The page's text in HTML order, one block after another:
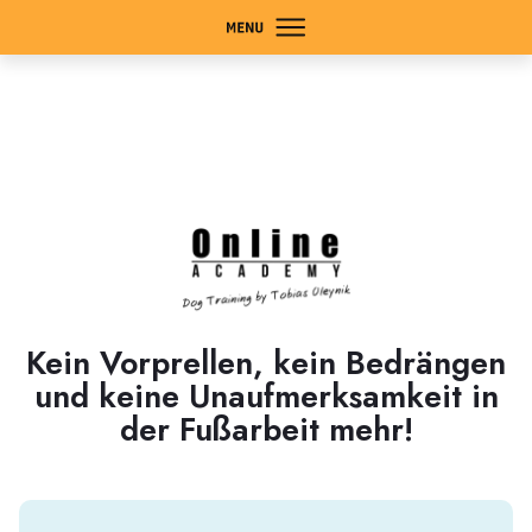
About Us
Contact
Member Login
Kein Vorprellen, kein Bedrängen
und keine Unaufmerksamkeit in
der Fußarbeit mehr!